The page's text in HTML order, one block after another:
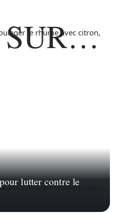
SUR…
lutter contre le